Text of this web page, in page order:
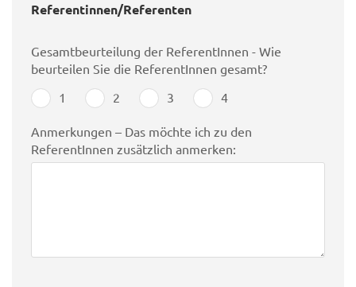
Referentinnen/Referenten
Gesamtbeurteilung der ReferentInnen - Wie
beurteilen Sie die ReferentInnen gesamt?
1
2 3 4
Anmerkungen – Das möchte ich zu den
ReferentInnen zusätzlich anmerken: